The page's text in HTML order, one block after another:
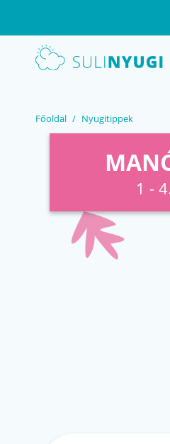
Főoldal Nyugitippek
1 -